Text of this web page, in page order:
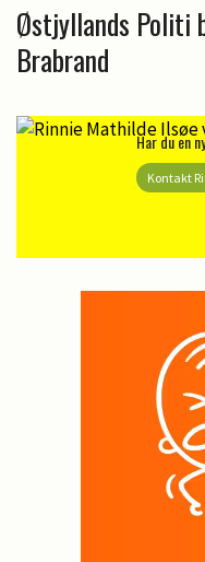
Østjyllands Politi
Brabrand
Har du en
Kontakt